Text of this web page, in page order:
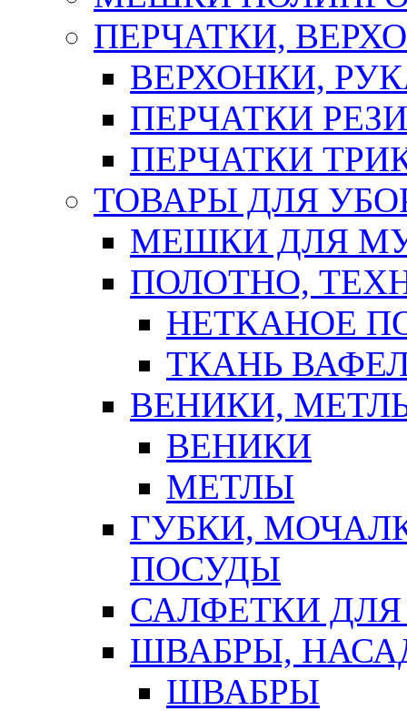
ПЕРЧАТКИ,
ВЕРХОНКИ,
ПЕРЧАТКИ
ПЕРЧАТКИ
ТОВАРЫ ДЛЯ
МЕШКИ ДЛЯ
ПОЛОТНО,
НЕТКАНОЕ
ТКАНЬ
ВЕНИКИ,
ВЕНИКИ
МЕТЛЫ
ГУБКИ,
ПОСУДЫ
САЛФЕТКИ
ШВАБРЫ,
ШВАБРЫ